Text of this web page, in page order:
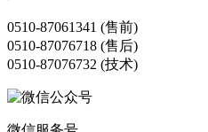
0510-87061341 (售前)
0510-87076718 (售后)
0510-87076732 (技术)